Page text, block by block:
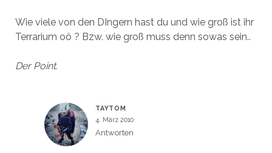
Wie viele von den DIngern hast du und wie groß ist ihr
Terrarium oô ? Bzw. wie groß muss denn sowas sein..
Der Point.
TAYTOM
4. März 2010
Antworten